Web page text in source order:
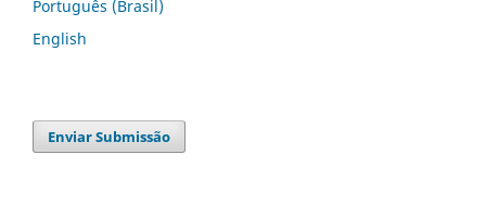
Português (Brasil)
English
Enviar Submissão